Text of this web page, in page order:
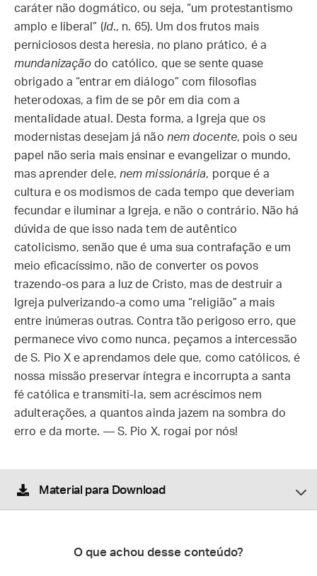
caráter não dogmático, ou seja, “um protestantismo
amplo e liberal” (Id., n. 65). Um dos frutos mais
perniciosos desta heresia, no plano prático, é a
mundanização do católico, que se sente quase
obrigado a “entrar em diálogo” com filosofias
heterodoxas, a fim de se pôr em dia com a
mentalidade atual. Desta forma, a Igreja que os
modernistas desejam já não nem docente, pois o seu
papel não seria mais ensinar e evangelizar o mundo,
mas aprender dele, nem missionária, porque é a
cultura e os modismos de cada tempo que deveriam
fecundar e iluminar a Igreja, e não o contrário. Não há
dúvida de que isso nada tem de autêntico
catolicismo, senão que é uma sua contrafação e um
meio eficacíssimo, não de converter os povos
trazendo-os para a luz de Cristo, mas de destruir a
Igreja pulverizando-a como uma “religião” a mais
entre inúmeras outras. Contra tão perigoso erro, que
permanece vivo como nunca, peçamos a intercessão
de S. Pio X e aprendamos dele que, como católicos, é
nossa missão preservar íntegra e incorrupta a santa
fé católica e transmiti-la, sem acréscimos nem
adulterações, a quantos ainda jazem na sombra do
erro e da morte. — S. Pio X, rogai por nós!
Material para Download
O que achou desse conteúdo?